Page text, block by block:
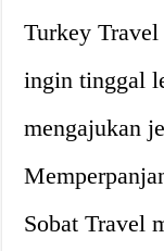
Turkey
ingin tinggal
mengajukan
Sobat Travel